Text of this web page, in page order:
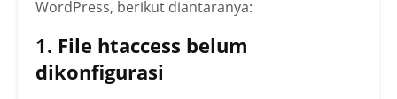
WordPress, berikut diantaranya:
1. File htaccess belum
dikonfigurasi